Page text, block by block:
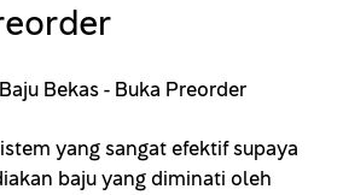
yang sangat efektif supaya
baju yang diminati oleh